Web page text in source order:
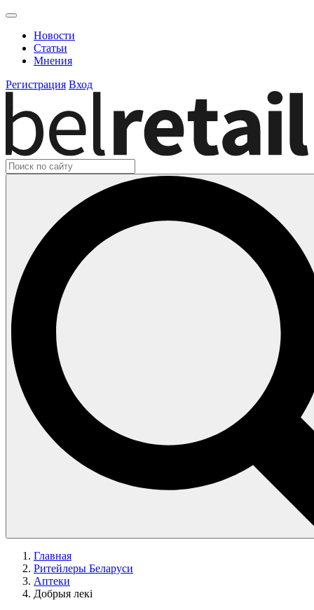
Новости
Статьи
Мнения
Регистрация Вход
Главная
Ритейлеры Беларуси
Аптеки
Добрыя лекi